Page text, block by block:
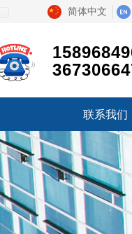
联系我们
联系我们
简体中文